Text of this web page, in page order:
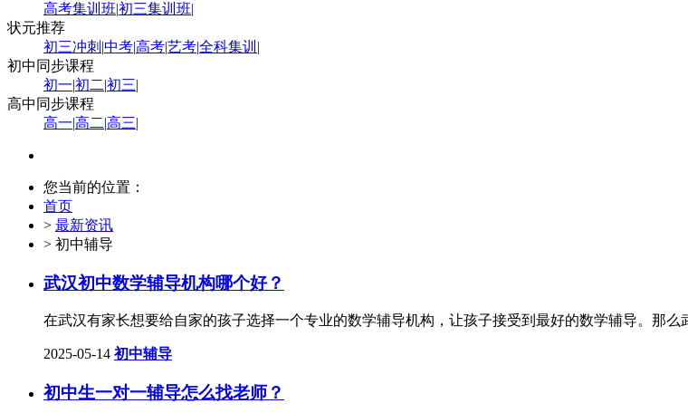
高考集训班|初三集训班|
状元推荐
初三冲刺 |中考|高考|艺考|全科集训 |
初中同步课程
初一|初二|初三|
高中同步课程
高一|高二|高三|
您当前的位置：
首页
> 最新资讯
> 初中辅导
武汉初中数学辅导机构哪个好？
在武汉有家长想要给自家的孩子选择一个专业的数学辅导机构，让孩子接受到最好的数学辅导。那
2025-05-14 初中辅导
初中生一对一辅导怎么找老师？